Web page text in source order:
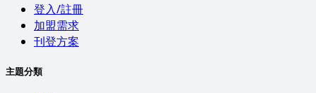
登入/註冊
加盟需求
刊登方案
主題分類